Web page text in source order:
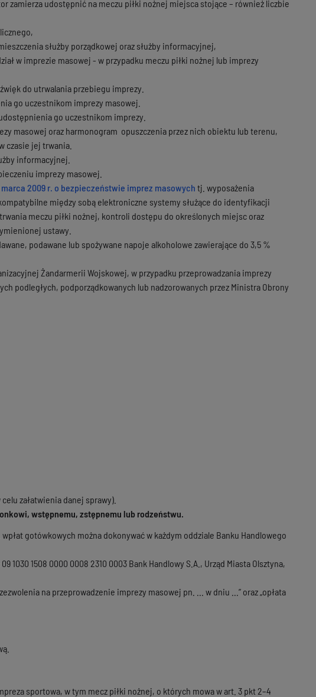
zamierza udostępnić na meczu piłki nożnej miejsca stojące – również liczbie
służby porządkowej oraz służby informacyjnej,
w imprezie masowej - w przypadku meczu piłki nożnej lub imprezy
do utrwalania przebiegu imprezy.
go uczestnikom imprezy masowej.
go uczestnikom imprezy.
masowej oraz harmonogram opuszczenia przez nich obiektu lub terenu,
czasie jej trwania.
informacyjnej.
imprezy masowej.
2009 r. o bezpieczeństwie imprez masowych tj. wyposażenia
między sobą elektroniczne systemy służące do identyfikacji
meczu piłki nożnej, kontroli dostępu do określonych miejsc oraz
ustawy.
podawane lub spożywane napoje alkoholowe zawierające do 3,5 %
Żandarmerii Wojskowej, w przypadku przeprowadzania imprezy
podległych, podporządkowanych lub nadzorowanych przez Ministra Obrony
załatwienia danej sprawy).
wstępnemu, zstępnemu lub rodzeństwu.
gotówkowych można dokonywać w każdym oddziale Banku Handlowego
1030 1508 0000 0008 2310 0003 Bank Handlowy S.A., Urząd Miasta Olsztyna,
na przeprowadzenie imprezy masowej pn. ... w dniu ...” oraz „opłata
sportowa, w tym mecz piłki nożnej, o których mowa w art. 3 pkt 2–4